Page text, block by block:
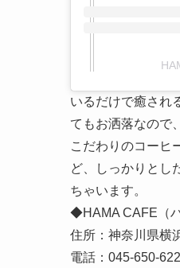
いるだけで癒され
てもお洒落なので
こだわりのコーヒ
ど、しっかりとし
ちゃいます。
◆HAMA CAFE（
住所：神奈川県横
電話：045-650-